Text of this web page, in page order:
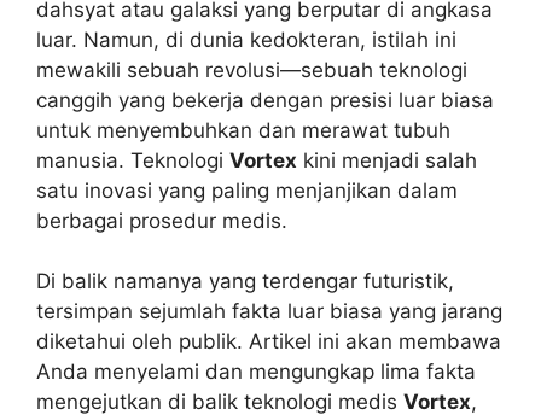
dahsyat atau galaksi yang berputar di angkasa
luar. Namun, di dunia kedokteran, istilah ini
mewakili sebuah revolusi—sebuah teknologi
canggih yang bekerja dengan presisi luar biasa
untuk menyembuhkan dan merawat tubuh
manusia. Teknologi Vortex kini menjadi salah
satu inovasi yang paling menjanjikan dalam
berbagai prosedur medis.
Di balik namanya yang terdengar futuristik,
tersimpan sejumlah fakta luar biasa yang jarang
diketahui oleh publik. Artikel ini akan membawa
Anda menyelami dan mengungkap lima fakta
mengejutkan di balik teknologi medis Vortex,